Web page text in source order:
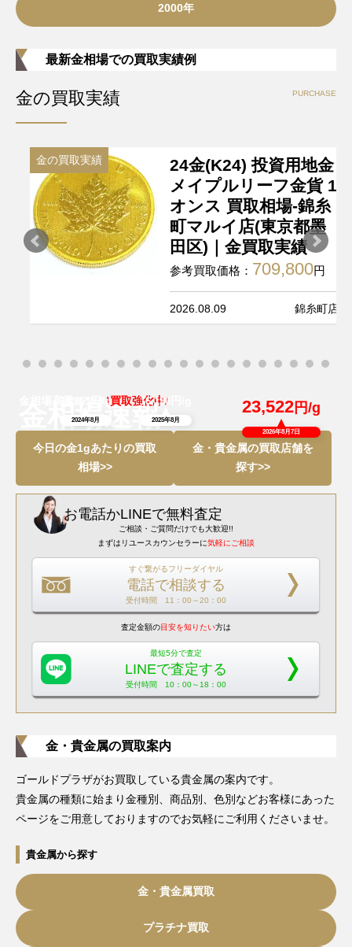
2000年
最新金相場での買取実績例
金の買取実績 PURCHASE
金の買取実績
24金(K24) 投資用地金
メイプルリーフ金貨 1
オンス 買取相場-錦糸
町マルイ店(東京都墨
田区)｜金買取実績
参考買取価格： 709,800円
2026.08.09 錦糸町店
金相場速報
金相場高騰につき\買取強化中/
円/g
2024年8月
16,190
2025年8月
23,522円/g
2026年8月7日
今日の金1gあたりの買取
相場>>
金・貴金属の買取店舗を
探す>>
お電話かLINEで無料査定
ご相談・ご質問だけでも大歓迎!!
まずはリユースカウンセラーに気軽にご相談
すぐ繋がるフリーダイヤル
電話で相談する
受付時間 11：00～20：00
査定金額の目安を知りたい方は
最短5分で査定
LINEで査定する
受付時間 10：00～18：00
金・貴金属の買取案内
ゴールドプラザがお買取している貴金属の案内です。
貴金属の種類に始まり金種別、商品別、色別などお客様にあった
ページをご用意しておりますのでお気軽にご利用くださいませ。
貴金属から探す
金・貴金属買取
プラチナ買取